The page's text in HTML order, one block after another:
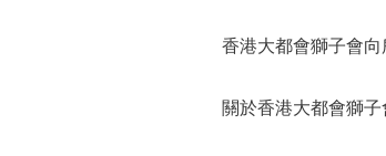
香港大都會獅子會
關於香港大都會獅子